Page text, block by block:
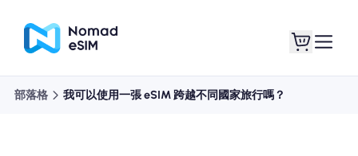
部落格 我可以使用一張 eSIM 跨越不同國家旅行嗎？